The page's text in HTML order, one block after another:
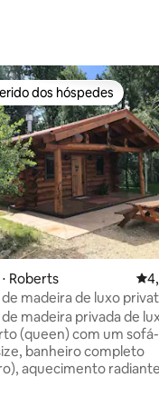
de 5, 152
melhores preferidos dos
dos hóspedes
Roberts
madeira de luxo
Red Lodge, MT
madeira privada de
(queen) com um
banheiro completo
aquecimento